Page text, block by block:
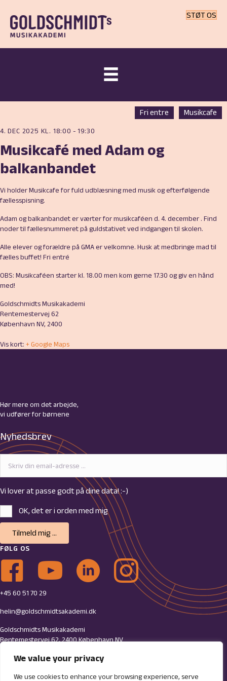
We value your privacy
We use cookies to enhance your browsing experience, serve
STØT OS
4. DEC 2025 KL. 18:00 - 19:30
Fri entre Musikcafe
Musikcafé med Adam og
balkanbandet
Vi holder Musikcafe for fuld udblæsning med musik og efterfølgende
fællesspisning.
Adam og balkanbandet erværter for musikcaféen d. 4. december . Find
noder til fællesnummeret på guldstativet ved indgangen til skolen.
Alle elever og forældre på GMA er velkomne. Husk at medbringe mad til
fælles buffet! Fri entré
OBS: Musikcaféen starter kl. 18.00 men kom gerne 17.30 og giv en hånd
med!
Goldschmidts Musikakademi
Rentemestervej 62
København NV, 2400
Vis kort: + Google Maps
Hør mere om det arbejde,
vi udfører for børnene
Nyhedsbrev
Vi lover at passe godt på dine data! :-)
OK, det er i orden med mig
Tilmeld mig ...
FØLG OS
Link til Goldschmidts Facebook-side
Link til Goldschmidts Youtube-side
Link til Goldschmidts LinkedIn-side
Link til Goldschmidts Instagram-profil
+45 60 51 70 29
helin@goldschmidtsakademi.dk
Goldschmidts Musikakademi
Rentemestervej 62, 2400 København NV
CVR: 34681287
Jyske Bank 7754-0001639421